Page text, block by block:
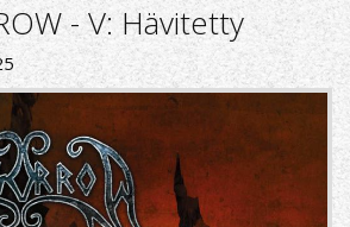
- V: Hävitetty